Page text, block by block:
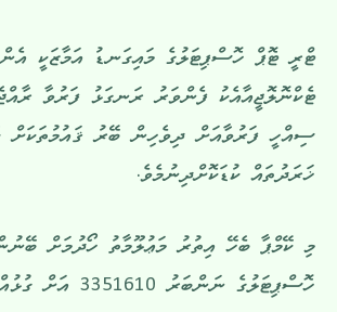
ޓްރީ ޓޮޕް ހޮސްޕިޓަލުގެ މައިގަނޑު އަމާޒަކީ
ޓެކްނޮލޮޖީއާއެކު ފެންވަރު ރަނގަޅު ފަރުވާ
ސިއްހީ ފަރުވާއަށް ދިވެހިން ބޭރު ޤައުމުތަކަށް
ޚަރަދުތައް ކުޑަކޮށްދިނުމެވެ.
މި ކޭމްޕާ ބެހޭ އިތުރު މަޢުލޫމާތު ހޯދުމަށް
ހޮސްޕިޓަލުގެ ނަންބަރު 3351610 އަށް ގުޅުއްވުމަށް ނުވަތަ